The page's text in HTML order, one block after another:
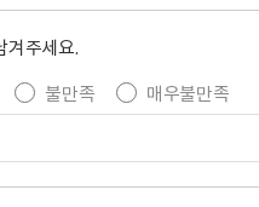
겨주세요.
불만족
매우불만족